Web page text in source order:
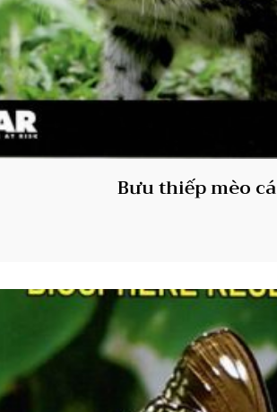
Bưu thiếp mèo cá